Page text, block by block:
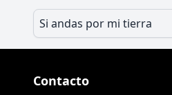
Si andas por mi tierra
Contacto